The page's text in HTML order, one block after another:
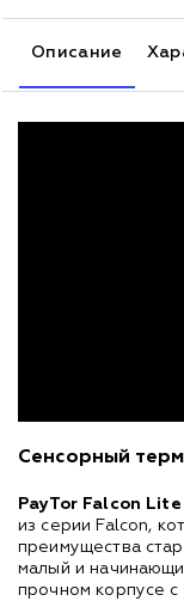
Описание
Сенсорный
PayTor Falcon Lite
из серии Falcon,
преимущества
малый и
прочном корпусе с